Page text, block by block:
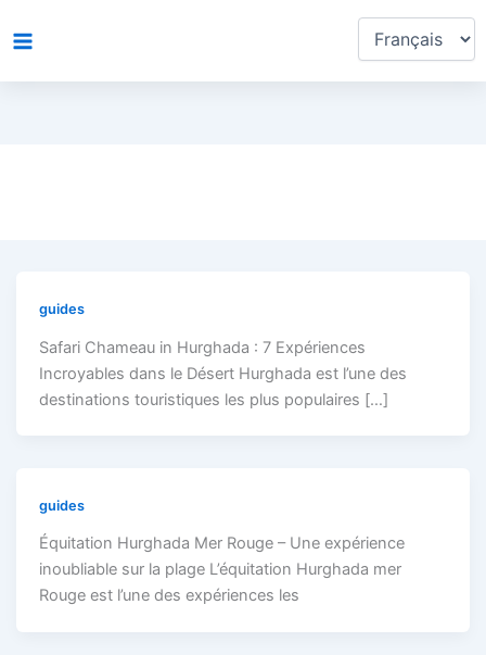
au
une
langue
guides
Safari Chameau in Hurghada : 7 Expériences
Incroyables dans le Désert Hurghada est l’une des
destinations touristiques les plus populaires […]
guides
Équitation Hurghada Mer Rouge – Une expérience
inoubliable sur la plage L’équitation Hurghada mer
Rouge est l’une des expériences les